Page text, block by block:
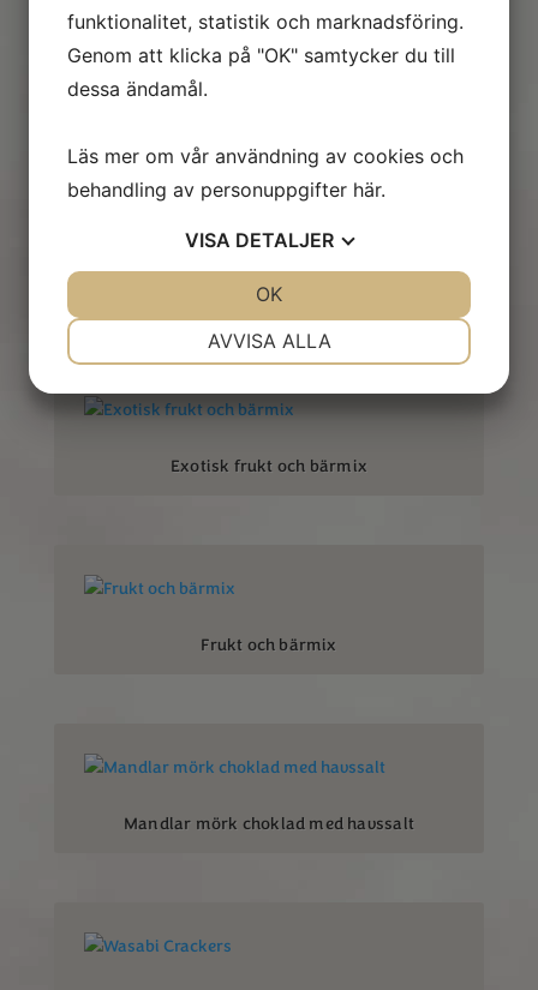
Cashew Chili Cheese
Cashew Parmesan
Exotisk frukt och bärmix
Frukt och bärmix
Mandlar mörk choklad med havssalt
funktionalitet, statistik och marknadsföring.
Genom att klicka på "OK" samtycker du till
dessa ändamål.
Läs mer om vår användning av cookies och
behandling av personuppgifter här.
VISA DETALJER
MARKNADSFÖRING
AVVISA ALLA
OK